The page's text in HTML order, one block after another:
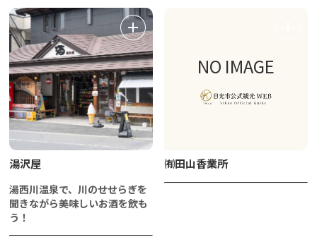
湯沢屋
湯西川温泉で、川のせせらぎを
聞きながら美味しいお酒を飲も
う！
NO IMAGE
㈲田山香業所